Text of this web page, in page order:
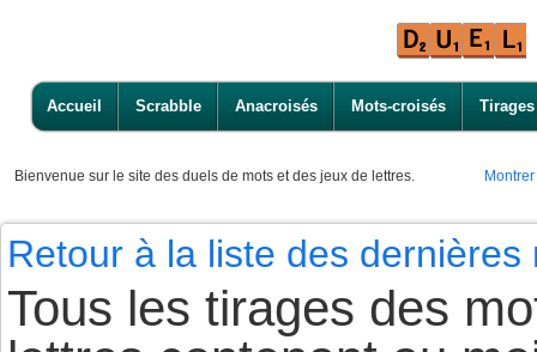
Accueil Scrabble Anacroisés Mots-croisés Tirages
Bienvenue sur le site des duels de mots et des jeux de lettres.
Retour à la liste des dernières
Tous les tirages des